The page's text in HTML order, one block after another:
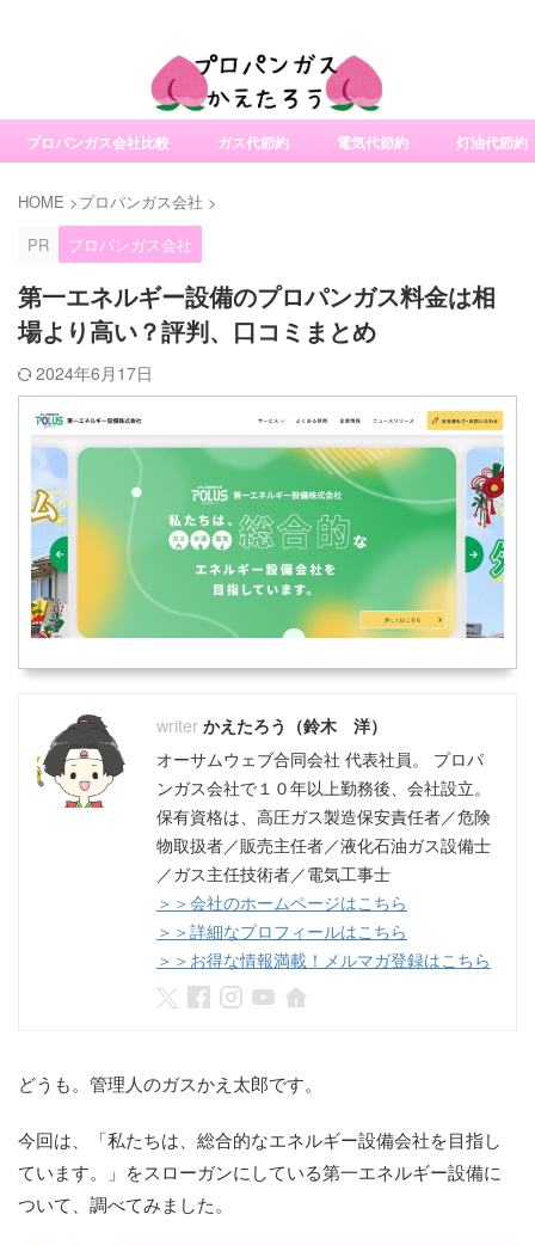
プロパンガス会社比較 ガス代節約 電気代節約 灯油代節約
HOME >プロパンガス会社 >
PR
プロパンガス会社
第一エネルギー設備のプロパンガス料金は相
場より高い？評判、口コミまとめ
2024年6月17日
かえたろう（鈴木 洋）
オーサムウェブ合同会社 代表社員。 プロパ
ンガス会社で１０年以上勤務後、会社設立。
保有資格は、高圧ガス製造保安責任者／危険
物取扱者／販売主任者／液化石油ガス設備士
／ガス主任技術者／電気工事士
＞＞会社のホームページはこちら
＞＞詳細なプロフィールはこちら
＞＞お得な情報満載！メルマガ登録はこちら
どうも。管理人のガスかえ太郎です。
今回は、「私たちは、総合的なエネルギー設備会社を目指し
ています。」をスローガンにしている第一エネルギー設備に
ついて、調べてみました。